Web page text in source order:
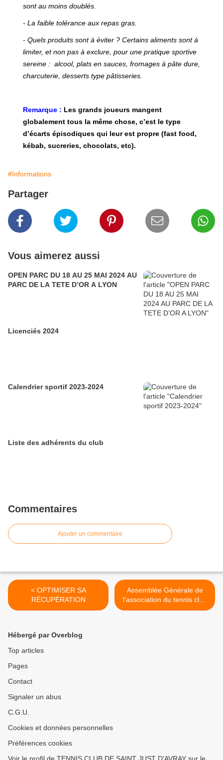
sont au moins doublés.
- La faible tolérance aux repas gras.
- Quels produits sont à éviter ? Certains aliments sont à
limiter, et non pas à exclure, pour une pratique sportive
sereine : alcool, plats en sauces, fromages à pâte dure,
charcuterie, desserts type pâtisseries.
Remarque : Les grands joueurs mangent
globalement tous la même chose, c’est le type
d’écarts épisodiques qui leur est propre (fast food,
kébab, sucreries, chocolats, etc).
#Informations
Partager
Vous aimerez aussi
OPEN PARC DU 18 AU 25 MAI 2024 AU
PARC DE LA TETE D’OR A LYON
Licenciés 2024
Calendrier sportif 2023-2024
Liste des adhérents du club
Commentaires
Ajouter un commentaire
< OPTIMISER SA
RÉCUPÉRATION
Assemblée Générale de
l’association du tennis club
de Saint Just d’Avray >
Hébergé par Overblog
Top articles
Pages
Contact
Signaler un abus
C.G.U.
Cookies et données personnelles
Préférences cookies